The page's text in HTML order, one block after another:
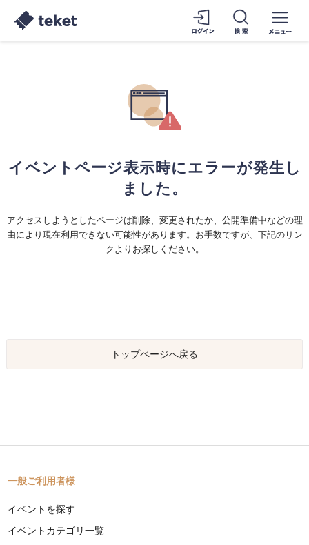
イベントページ表示時にエラーが発生し
ました。
アクセスしようとしたページは削除、変更されたか、公開準備中などの理
由により現在利用できない可能性があります。お手数ですが、下記のリン
クよりお探しください。
トップページへ戻る
一般ご利用者様
イベントを探す
イベントカテゴリ一覧